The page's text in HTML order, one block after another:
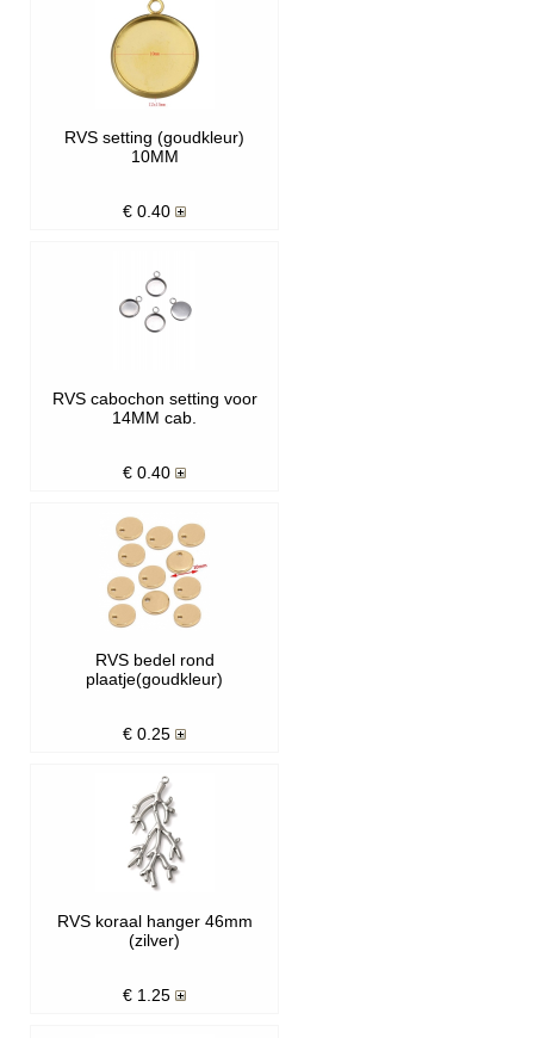
RVS setting (goudkleur)
10MM
€ 0.40
RVS cabochon setting voor
14MM cab.
€ 0.40
RVS bedel rond
plaatje(goudkleur)
€ 0.25
RVS koraal hanger 46mm
(zilver)
€ 1.25